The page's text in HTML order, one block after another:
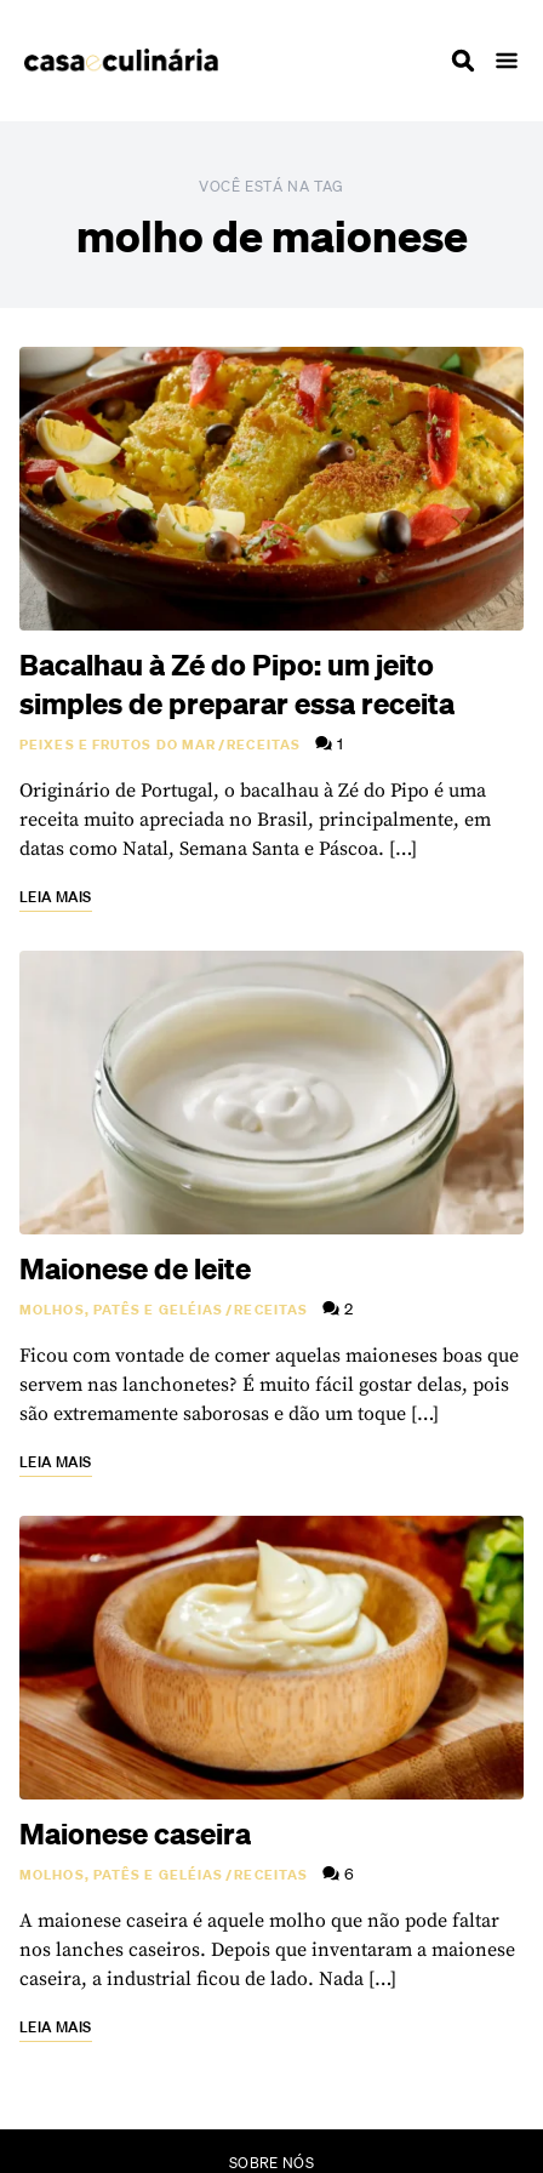
VOCÊ ESTÁ NA TAG
molho de maionese
Bacalhau à Zé do Pipo: um jeito
simples de preparar essa receita
PEIXES E FRUTOS DO MAR/RECEITAS 1
Originário de Portugal, o bacalhau à Zé do Pipo é uma
receita muito apreciada no Brasil, principalmente, em
datas como Natal, Semana Santa e Páscoa. […]
LEIA MAIS
Maionese de leite
MOLHOS, PATÊS E GELÉIAS/RECEITAS 2
Ficou com vontade de comer aquelas maioneses boas que
servem nas lanchonetes? É muito fácil gostar delas, pois
são extremamente saborosas e dão um toque […]
LEIA MAIS
Maionese caseira
MOLHOS, PATÊS E GELÉIAS/RECEITAS 6
A maionese caseira é aquele molho que não pode faltar
nos lanches caseiros. Depois que inventaram a maionese
caseira, a industrial ficou de lado. Nada […]
LEIA MAIS
SOBRE NÓS